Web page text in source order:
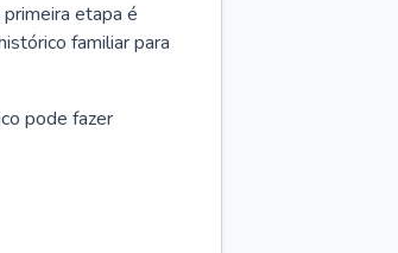
etapa é
familiar para
pode fazer